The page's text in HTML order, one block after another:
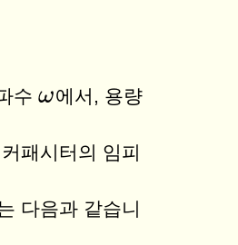
수 ω
ω에서, 용량
패시터의 임피
다음과 같습니